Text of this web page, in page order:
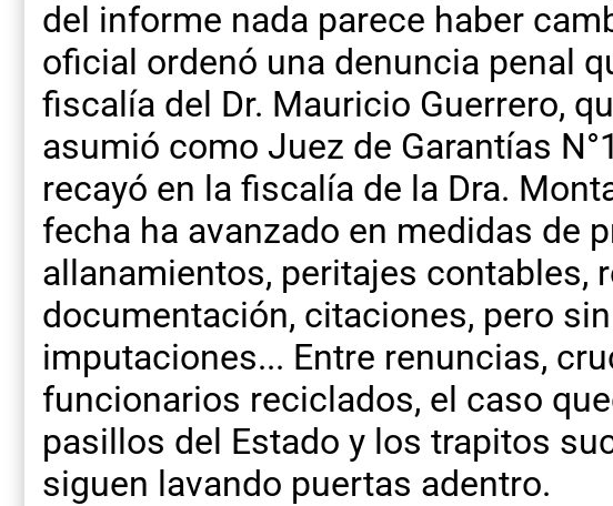
del informe nada parece haber
oficial ordenó una denuncia penal
fiscalía del Dr. Mauricio Guerrero,
asumió como Juez de Garantías
recayó en la fiscalía de la Dra.
fecha ha avanzado en medidas de
allanamientos, peritajes contables,
documentación, citaciones, pero
imputaciones... Entre renuncias,
funcionarios reciclados, el caso
pasillos del Estado y los trapitos
siguen lavando puertas adentro.